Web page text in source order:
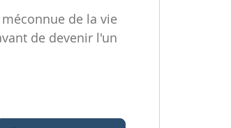
de la vie
de devenir l'un